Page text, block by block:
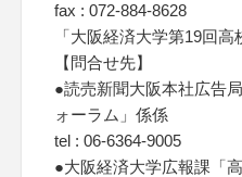
fax : 072-884-8628
「大阪経済大学第19回
【問合せ先】
●読売新聞大阪本社広告
ォーラム」係係
tel : 06-6364-9005
●大阪経済大学広報課「